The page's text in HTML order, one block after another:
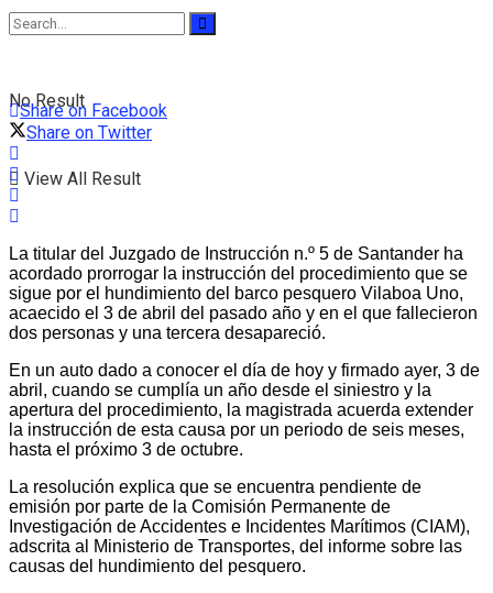
No Result
View All Result
Share on Facebook
Share on Twitter
La titular del Juzgado de Instrucción n.º 5 de Santander ha
acordado prorrogar la instrucción del procedimiento que se
sigue por el hundimiento del barco pesquero Vilaboa Uno,
acaecido el 3 de abril del pasado año y en el que fallecieron
dos personas y una tercera desapareció.
En un auto dado a conocer el día de hoy y firmado ayer, 3 de
abril, cuando se cumplía un año desde el siniestro y la
apertura del procedimiento, la magistrada acuerda extender
la instrucción de esta causa por un periodo de seis meses,
hasta el próximo 3 de octubre.
La resolución explica que se encuentra pendiente de
emisión por parte de la Comisión Permanente de
Investigación de Accidentes e Incidentes Marítimos (CIAM),
adscrita al Ministerio de Transportes, del informe sobre las
causas del hundimiento del pesquero.